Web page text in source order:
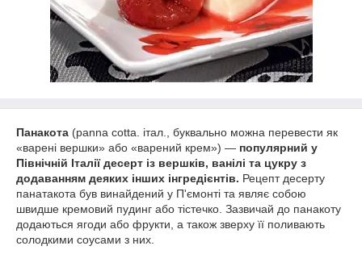
Панакота (panna cotta. італ., буквально можна перевести як
«варені вершки» або «варений крем») — популярний у
Північній Італії десерт із вершків, ванілі та цукру з
додаванням деяких інших інгредієнтів. Рецепт десерту
панатакота був винайдений у П'ємонті та являє собою
швидше кремовий пудинг або тістечко. Зазвичай до панакоту
додаються ягоди або фрукти, а також зверху її поливають
солодкими соусами з них.